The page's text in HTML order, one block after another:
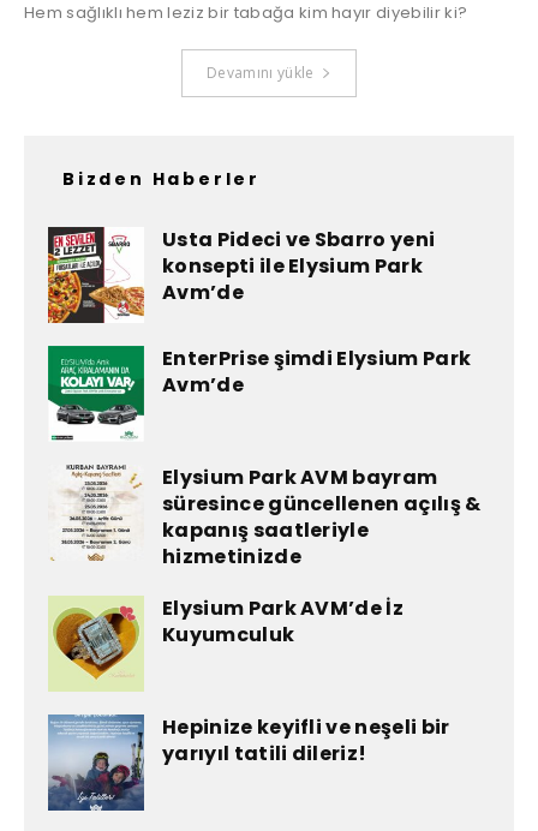
Hem sağlıklı hem leziz bir tabağa kim hayır diyebilir ki?
Devamını yükle
Bizden Haberler
Usta Pideci ve Sbarro yeni
konsepti ile Elysium Park
Avm’de
EnterPrise şimdi Elysium Park
Avm’de
Elysium Park AVM bayram
süresince güncellenen açılış &
kapanış saatleriyle
hizmetinizde
Elysium Park AVM’de İz
Kuyumculuk
Hepinize keyifli ve neşeli bir
yarıyıl tatili dileriz!